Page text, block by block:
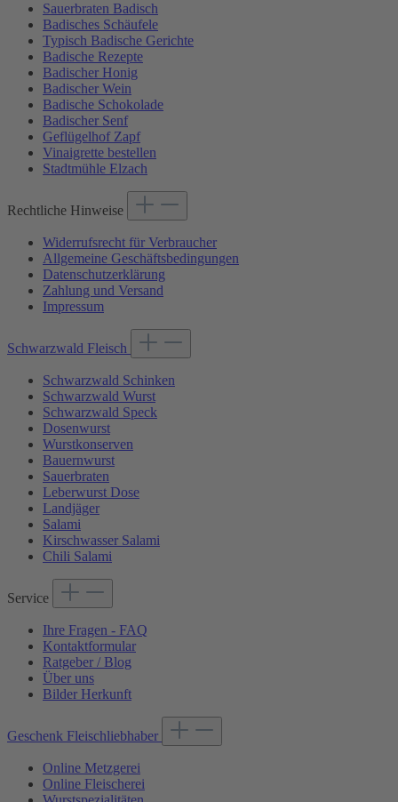
Sauerbraten Badisch
Badisches Schäufele
Typisch Badische Gerichte
Badische Rezepte
Badischer Honig
Badischer Wein
Badische Schokolade
Badischer Senf
Geflügelhof Zapf
Vinaigrette bestellen
Stadtmühle Elzach
Rechtliche Hinweise
Widerrufsrecht für Verbraucher
Allgemeine Geschäftsbedingungen
Datenschutzerklärung
Zahlung und Versand
Impressum
Schwarzwald Fleisch
Schwarzwald Schinken
Schwarzwald Wurst
Schwarzwald Speck
Dosenwurst
Wurstkonserven
Bauernwurst
Sauerbraten
Leberwurst Dose
Landjäger
Salami
Kirschwasser Salami
Chili Salami
Service
Ihre Fragen - FAQ
Kontaktformular
Ratgeber / Blog
Über uns
Bilder Herkunft
Geschenk Fleischliebhaber
Online Metzgerei
Online Fleischerei